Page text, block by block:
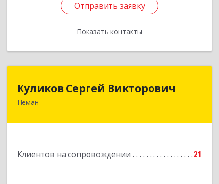
Отправить заявку
Показать контакты
Отправить заявку
Назад
Куликов Сергей Викторович
Неман
Клиентов на сопровождении 21
Куликов Сергей Викторович